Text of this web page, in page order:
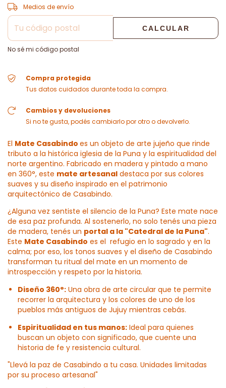
Entregas para el CP:
Medios de envío
CALCULAR
No sé mi código postal
Compra protegida
Tus datos cuidados durante toda la compra.
Cambios y devoluciones
Si no te gusta, podés cambiarlo por otro o devolverlo.
El Mate Casabindo es un objeto de arte jujeño que rinde
tributo a la histórica iglesia de la Puna y la espiritualidad del
norte argentino. Fabricado en madera y pintado a mano
en 360°, este mate artesanal destaca por sus colores
suaves y su diseño inspirado en el patrimonio
arquitectónico de Casabindo.
¿Alguna vez sentiste el silencio de la Puna? Este mate nace
de esa paz profunda. Al sostenerlo, no solo tenés una pieza
de madera, tenés un portal a la "Catedral de la Puna".
Este Mate Casabindo es el refugio en lo sagrado y en la
calma; por eso, los tonos suaves y el diseño de Casabindo
transforman tu ritual del mate en un momento de
introspección y respeto por la historia.
Diseño 360°: Una obra de arte circular que te permite
recorrer la arquitectura y los colores de uno de los
pueblos más antiguos de Jujuy mientras cebás.
Espiritualidad en tus manos: Ideal para quienes
buscan un objeto con significado, que cuente una
historia de fe y resistencia cultural.
"Llevá la paz de Casabindo a tu casa. Unidades limitadas
por su proceso artesanal"